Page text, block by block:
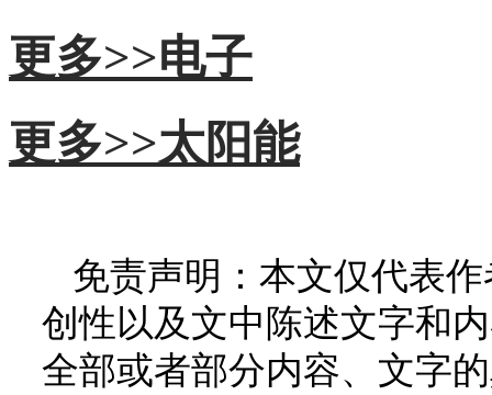
更多>>电子
更多>>太阳能
免责声明：本文仅代表
创性以及文中陈述文字和
全部或者部分内容、文字